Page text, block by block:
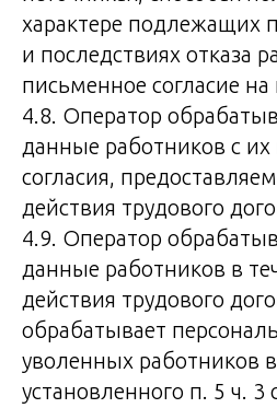
характере подлежащих
и последствиях отказа
письменное согласие на
4.8. Оператор
данные работников с
согласия,
действия трудового
4.9. Оператор
данные работников в
действия трудового
обрабатывает
уволенных работников
установленного п. 5 ч. 3